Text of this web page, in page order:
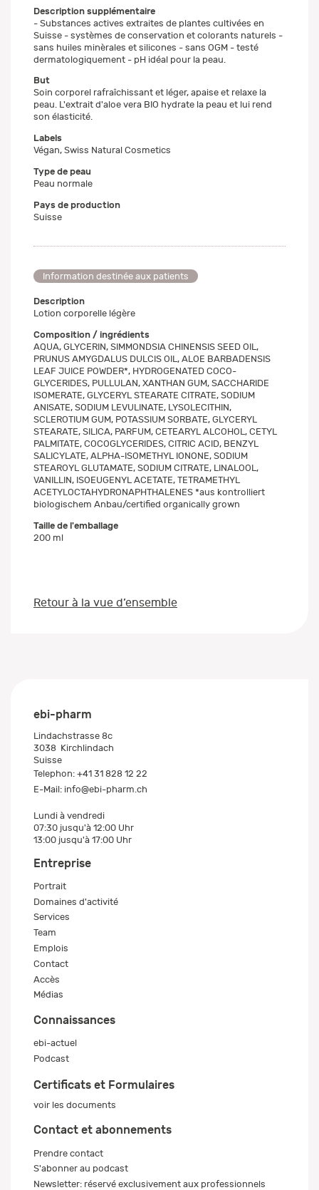
Description supplémentaire
- Substances actives extraites de plantes cultivées en
Suisse - systèmes de conservation et colorants naturels -
sans huiles minèrales et silicones - sans OGM - testé
dermatologiquement - pH idéal pour la peau.
But
Soin corporel rafraîchissant et léger, apaise et relaxe la
peau. L'extrait d'aloe vera BIO hydrate la peau et lui rend
son élasticité.
Labels
Végan, Swiss Natural Cosmetics
Type de peau
Peau normale
Pays de production
Suisse
Information destinée aux patients
Description
Lotion corporelle légère
Composition / ingrédients
AQUA, GLYCERIN, SIMMONDSIA CHINENSIS SEED OIL,
PRUNUS AMYGDALUS DULCIS OIL, ALOE BARBADENSIS
LEAF JUICE POWDER*, HYDROGENATED COCO-
GLYCERIDES, PULLULAN, XANTHAN GUM, SACCHARIDE
ISOMERATE, GLYCERYL STEARATE CITRATE, SODIUM
ANISATE, SODIUM LEVULINATE, LYSOLECITHIN,
SCLEROTIUM GUM, POTASSIUM SORBATE, GLYCERYL
STEARATE, SILICA, PARFUM, CETEARYL ALCOHOL, CETYL
PALMITATE, COCOGLYCERIDES, CITRIC ACID, BENZYL
SALICYLATE, ALPHA-ISOMETHYL IONONE, SODIUM
STEAROYL GLUTAMATE, SODIUM CITRATE, LINALOOL,
VANILLIN, ISOEUGENYL ACETATE, TETRAMETHYL
ACETYLOCTAHYDRONAPHTHALENES *aus kontrolliert
biologischem Anbau/certified organically grown
Taille de l'emballage
200 ml
Retour à la vue d’ensemble
ebi-pharm
Lindachstrasse 8c
3038 Kirchlindach
Suisse
Telephon: +41 31 828 12 22
E-Mail: info@ebi-pharm.ch
Lundi à vendredi
07:30 jusqu'à 12:00 Uhr
13:00 jusqu'à 17:00 Uhr
Entreprise
Portrait
Domaines d'activité
Services
Team
Emplois
Contact
Accès
Médias
Connaissances
ebi-actuel
Podcast
Certificats et Formulaires
voir les documents
Contact et abonnements
Prendre contact
S'abonner au podcast
Newsletter: réservé exclusivement aux professionnels